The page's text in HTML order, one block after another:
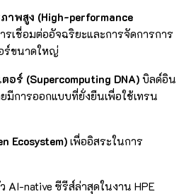
พสูง (High-performance
รเชื่อมต่ออัจฉริยะและการจัดการการ
ร์ขนาดใหญ่
อร์ (Supercomputing DNA) บิลด์อิน
การออกแบบที่ยั่งยืนเพื่อใช้เทรน
Ecosystem) เพื่ออิสระในการ
AI-native ซีรีส์ล่าสุดในงาน HPE